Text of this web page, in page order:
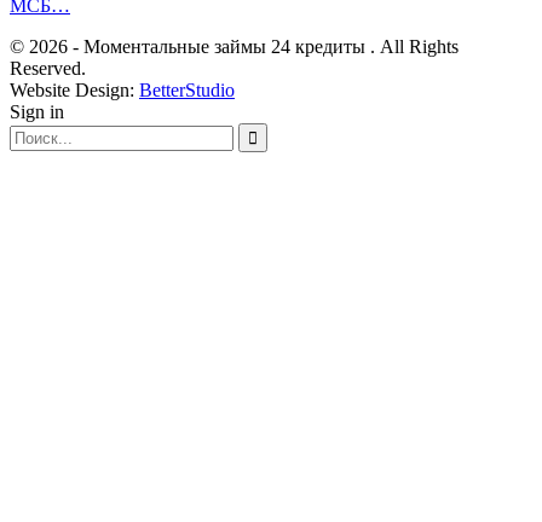
МСБ…
© 2026 - Моментальные займы 24 кредиты . All Rights
Reserved.
Website Design: BetterStudio
Sign in